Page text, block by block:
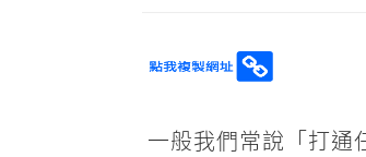
一般我們常說「打通